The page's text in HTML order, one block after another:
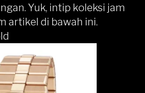
Yuk, intip koleksi jam
artikel di bawah ini.